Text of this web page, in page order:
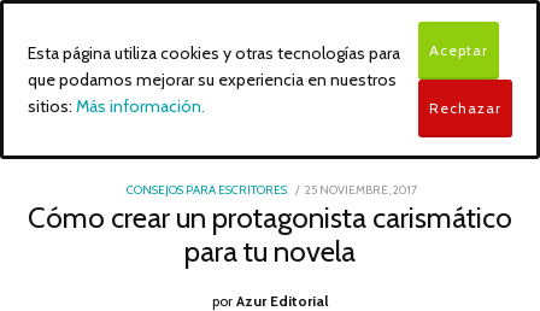
CONSEJOS PARA ESCRITORES
POSTED
25 NOVIEMBRE, 201718
DICIEMBRE,
2017
Cómo crear un protagonista carismático
para tu novela
por Azur Editorial
Esta página utiliza cookies y otras tecnologías para
que podamos mejorar su experiencia en nuestros
sitios: Más información.
Aceptar
Rechazar